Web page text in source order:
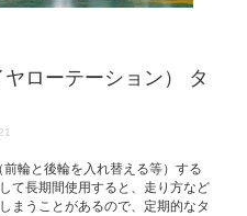
ローテーション） タ
輪と後輪を入れ替える等）する
て長期間使用すると、走り方など
まうことがあるので、定期的なタ